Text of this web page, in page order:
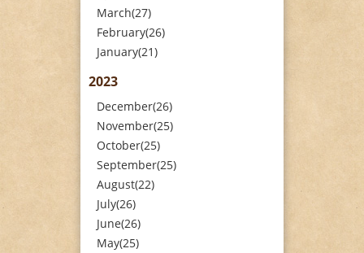
March(27)
February(26)
January(21)
2023
December(26)
November(25)
October(25)
September(25)
August(22)
July(26)
June(26)
May(25)